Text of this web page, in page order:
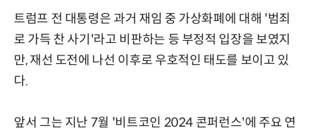
트럼프 전 대통령은 과거 재임 중 가상화폐에 대해 '범죄
로 가득 찬 사기'라고 비판하는 등 부정적 입장을 보였지
만, 재선 도전에 나선 이후로 우호적인 태도를 보이고 있
다.
앞서 그는 지난 7월 '비트코인 2024 콘퍼런스'에 주요 연